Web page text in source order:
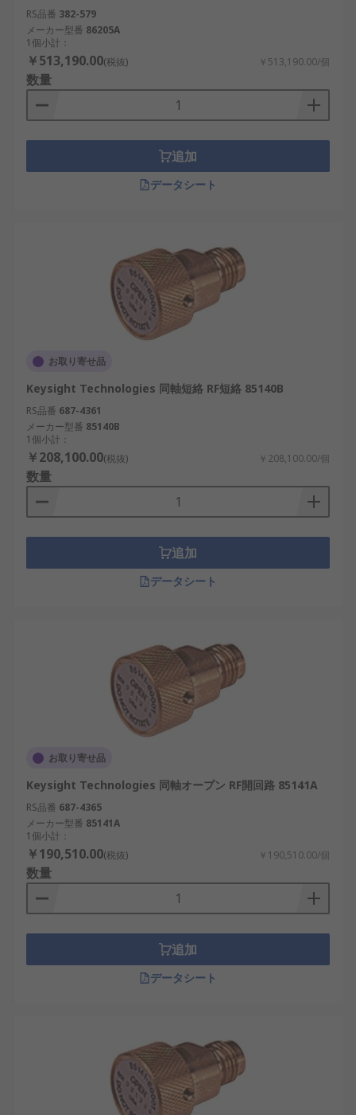
RS品番 382-579
メーカー型番 86205A
1個小計：
￥513,190.00(税抜) ￥513,190.00/個
数量
追加
データシート
お取り寄せ品
Keysight Technologies 同軸短絡 RF短絡 85140B
RS品番 687-4361
メーカー型番 85140B
1個小計：
￥208,100.00(税抜) ￥208,100.00/個
数量
追加
データシート
お取り寄せ品
Keysight Technologies 同軸オープン RF開回路 85141A
RS品番 687-4365
メーカー型番 85141A
1個小計：
￥190,510.00(税抜) ￥190,510.00/個
数量
追加
データシート